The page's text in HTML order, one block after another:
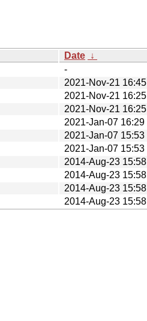
Date ↓
-
2021-Nov-21 16:45
2021-Nov-21 16:25
2021-Nov-21 16:25
2021-Jan-07 16:29
2021-Jan-07 15:53
2021-Jan-07 15:53
2014-Aug-23 15:58
2014-Aug-23 15:58
2014-Aug-23 15:58
2014-Aug-23 15:58